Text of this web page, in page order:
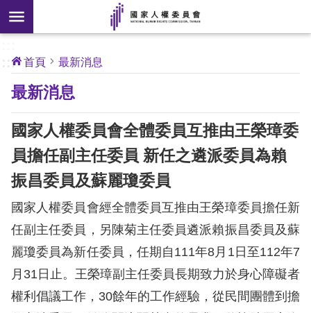
前往主要內容區塊
搜
尋
開
新
]
核
心
人
權
公
約
關
於
本
會
最
新
消
:::
首頁 最新消息
最新消息
國家人權委員會全體委員互推由王榮璋委
員擔任副主任委員 新任之遴派委員為賴
振昌委員及蘇麗瓊委員
國家人權委員會經全體委員互推由王榮璋委員擔任新
任副主任委員，另陳菊主任委員遴派賴振昌委員及蘇
麗瓊委員為新任委員，任期自111年8月1日至112年7
月31日止。王榮璋副主任委員長期致力於身心障礙者
權利倡議工作，30餘年的工作經驗，從民間團體到擔